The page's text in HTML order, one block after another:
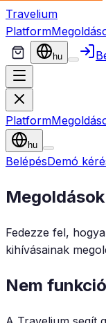
Travelium
Platform
hu
Platform
hu
BelépésDemó
Megoldások
Fedezze fel,
kihívásainak
Nem